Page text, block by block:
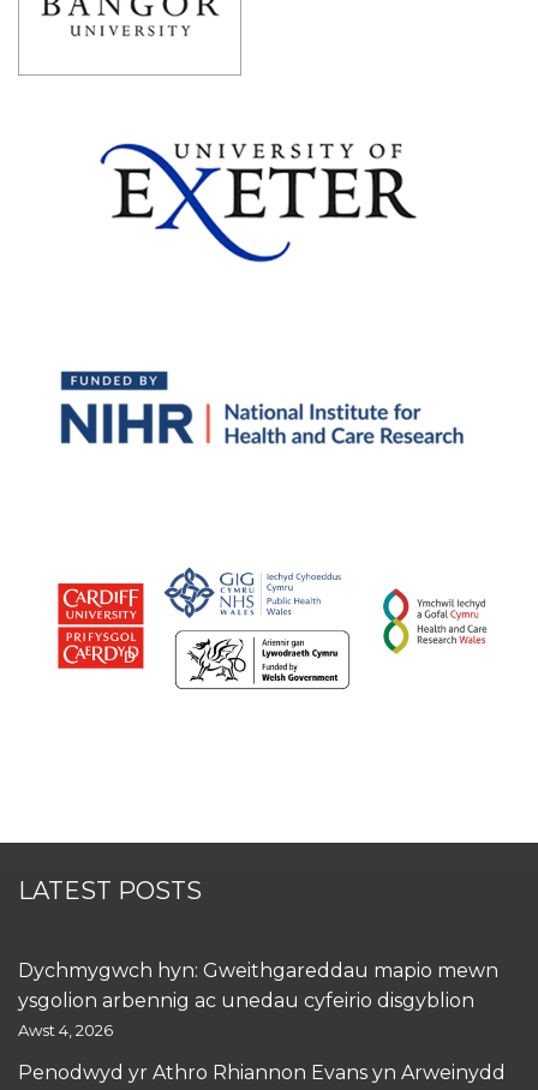
LATEST POSTS
Dychmygwch hyn: Gweithgareddau mapio mewn
ysgolion arbennig ac unedau cyfeirio disgyblion
Awst 4, 2026
Penodwyd yr Athro Rhiannon Evans yn Arweinydd